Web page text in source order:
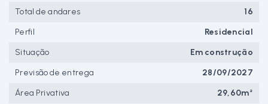
Total de andares
16
Perfil
Residencial
Situação
Em construção
Previsão de entrega
28/09/2027
Área Privativa
29,60m²